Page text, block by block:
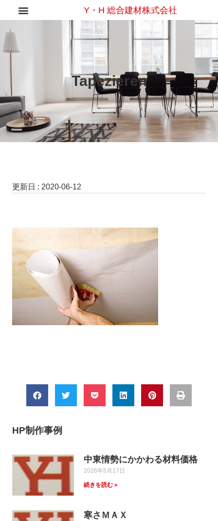
Y・H 総合建材株式会社
Tapezieren
更新日 : 2020-06-12
HP制作事例
中東情勢にかかわる材料価格
2026年5月17日
続きを読む »
寒さＭＡＸ